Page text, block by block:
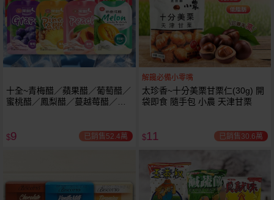
十全~青梅醋／蘋果醋／葡萄醋／
蜜桃醋／鳳梨醋／蔓越莓醋／百
$9 已銷售52.4萬
解饞必備小零嘴
太珍香~十分美栗甘栗仁(30g) 開
袋即食 隨手包 小農 天津甘栗
$11 已銷售30.6萬